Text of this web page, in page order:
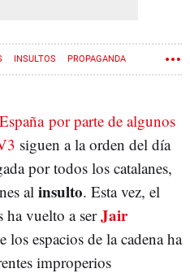
INSULTOS PROPAGANDA
por parte de algunos
siguen a la orden del día
por todos los catalanes,
alinsulto. Esta vez, el
ha vuelto a serJair
los espacios de la cadena ha
improperios